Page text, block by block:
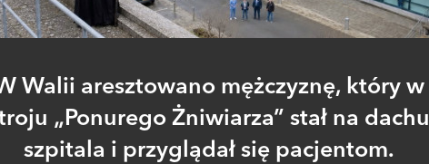
Walii aresztowano mężczyznę, który w
„Ponurego Żniwiarza” stał na dachu
szpitala i przyglądał się pacjentom.